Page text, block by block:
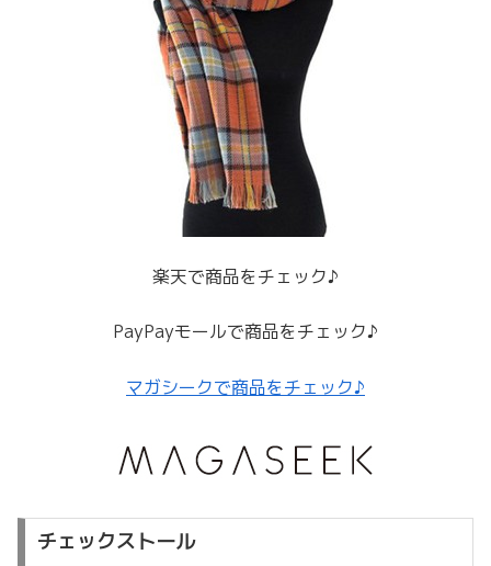
楽天で商品をチェック♪
PayPayモールで商品をチェック♪
マガシークで商品をチェック♪
チェックストール